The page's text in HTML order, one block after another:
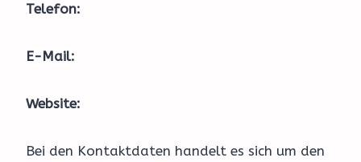
Telefon:
E-Mail:
Website:
Bei den Kontaktdaten handelt es sich um den